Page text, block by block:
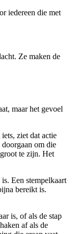
iedereen die met
Ze maken de
maar het gevoel
ziet dat actie
om die
te zijn. Het
Een stempelkaart
bereikt is.
is, of als de stap
af als de